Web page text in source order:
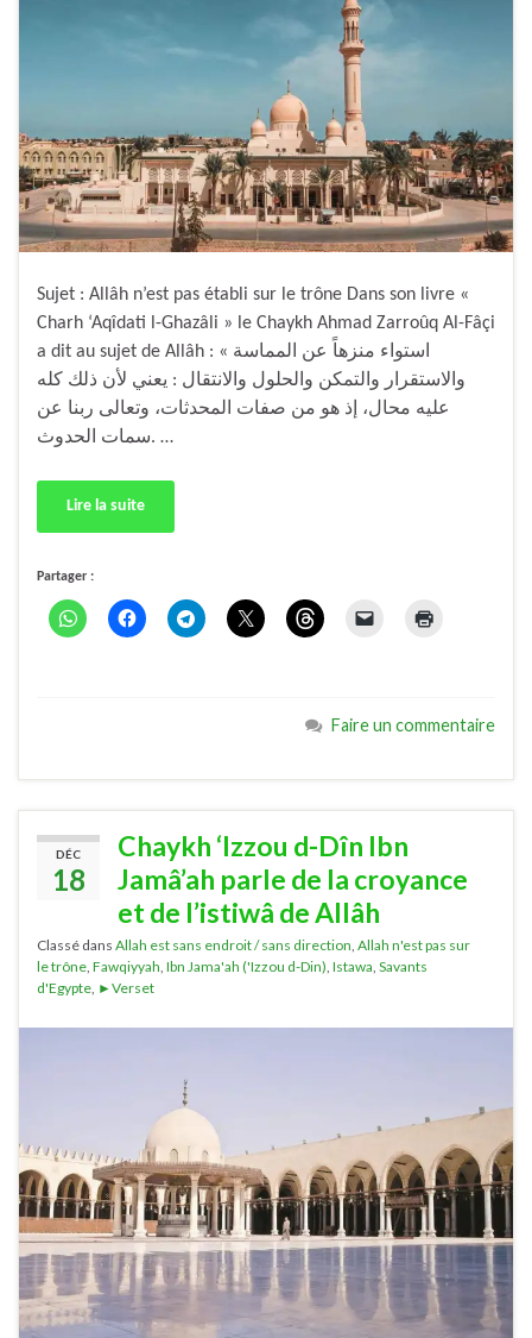
Sujet : Allâh n’est pas établi sur le trône Dans son livre «
Charh ‘Aqîdati l-Ghazâli » le Chaykh Ahmad Zarroûq Al-Fâçi
a dit au sujet de Allâh : « استواء منزهاً عن المماسة
والاستقرار والتمكن والحلول والانتقال : يعني لأن ذلك كله
عليه محال، إذ هو من صفات المحدثات، وتعالى ربنا عن
سمات الحدوث. …
Lire la suite
Partager :
Faire un commentaire
DÉC
18
Chaykh ‘Izzou d-Dîn Ibn
Jamâ’ah parle de la croyance
et de l’istiwâ de Allâh
Classé dans Allah est sans endroit / sans direction, Allah n'est pas sur
le trône, Fawqiyyah, Ibn Jama'ah ('Izzou d-Din), Istawa, Savants
d'Egypte, ►Verset